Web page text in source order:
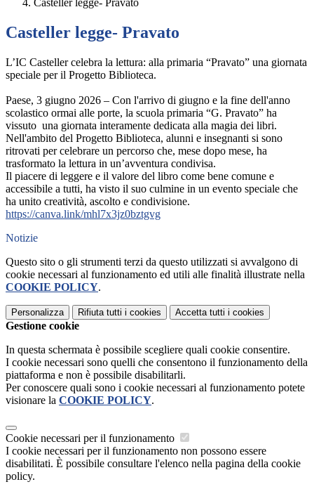
Casteller legge- Pravato
Casteller legge- Pravato
L’IC Casteller celebra la lettura: alla primaria “Pravato” una giornata
speciale per il Progetto Biblioteca.
Paese, 3 giugno 2026 – Con l'arrivo di giugno e la fine dell'anno
scolastico ormai alle porte, la scuola primaria “G. Pravato” ha
vissuto una giornata interamente dedicata alla magia dei libri.
Nell'ambito del Progetto Biblioteca, alunni e insegnanti si sono
ritrovati per celebrare un percorso che, mese dopo mese, ha
trasformato la lettura in un’avventura condivisa.
Il piacere di leggere e il valore del libro come bene comune e
accessibile a tutti, ha visto il suo culmine in un evento speciale che
ha unito creatività, ascolto e condivisione.
https://canva.link/mhl7x3jz0bztgvg
Notizie
Questo sito o gli strumenti terzi da questo utilizzati si avvalgono di
cookie necessari al funzionamento ed utili alle finalità illustrate nella
COOKIE POLICY.
Personalizza Rifiuta tutti i cookies Accetta tutti i cookies
Gestione cookie
In questa schermata è possibile scegliere quali cookie consentire.
I cookie necessari sono quelli che consentono il funzionamento della
piattaforma e non è possibile disabilitarli.
Per conoscere quali sono i cookie necessari al funzionamento potete
visionare la COOKIE POLICY.
Cookie necessari per il funzionamento
I cookie necessari per il funzionamento non possono essere
disabilitati. È possibile consultare l'elenco nella pagina della cookie
policy.